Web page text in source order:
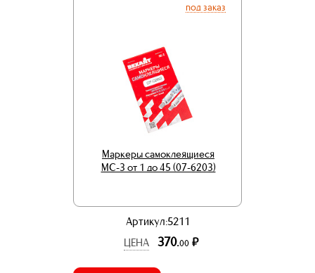
под заказ
Маркеры самоклеящиеся
МС-3 от 1 до 45 (07-6203)
Артикул:5211
ЦЕНА
370.00 р.